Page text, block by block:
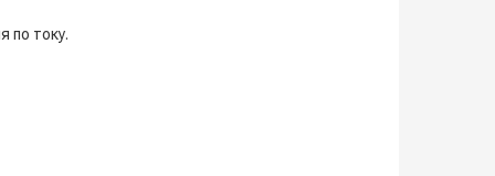
по току.